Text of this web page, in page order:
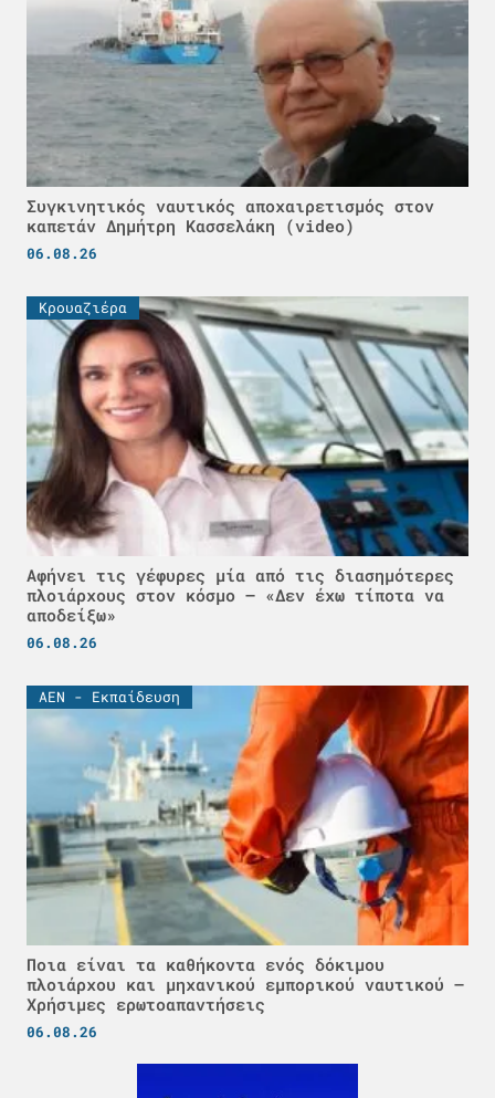
Συγκινητικός ναυτικός αποχαιρετισμός στον
καπετάν Δημήτρη Κασσελάκη (video)
06.08.26
Κρουαζιέρα
Αφήνει τις γέφυρες μία από τις διασημότερες
πλοιάρχους στον κόσμο – «Δεν έχω τίποτα να
αποδείξω»
06.08.26
ΑΕΝ - Εκπαίδευση
Ποια είναι τα καθήκοντα ενός δόκιμου
πλοιάρχου και μηχανικού εμπορικού ναυτικού –
Χρήσιμες ερωτοαπαντήσεις
06.08.26